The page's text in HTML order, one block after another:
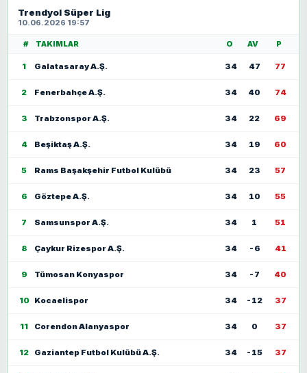
Trendyol Süper Lig
10.06.2026 19:57
# TAKIMLAR O AV P
1 Galatasaray A.Ş. 34 47 77
2 Fenerbahçe A.Ş. 34 40 74
3 Trabzonspor A.Ş. 34 22 69
4 Beşiktaş A.Ş. 34 19 60
5 Rams Başakşehir Futbol Kulübü 34 23 57
6 Göztepe A.Ş. 34 10 55
7 Samsunspor A.Ş. 34 1 51
8 Çaykur Rizespor A.Ş. 34 -6 41
9 Tümosan Konyaspor 34 -7 40
10 Kocaelispor 34 -12 37
11 Corendon Alanyaspor 34 0 37
12 Gaziantep Futbol Kulübü A.Ş. 34 -15 37